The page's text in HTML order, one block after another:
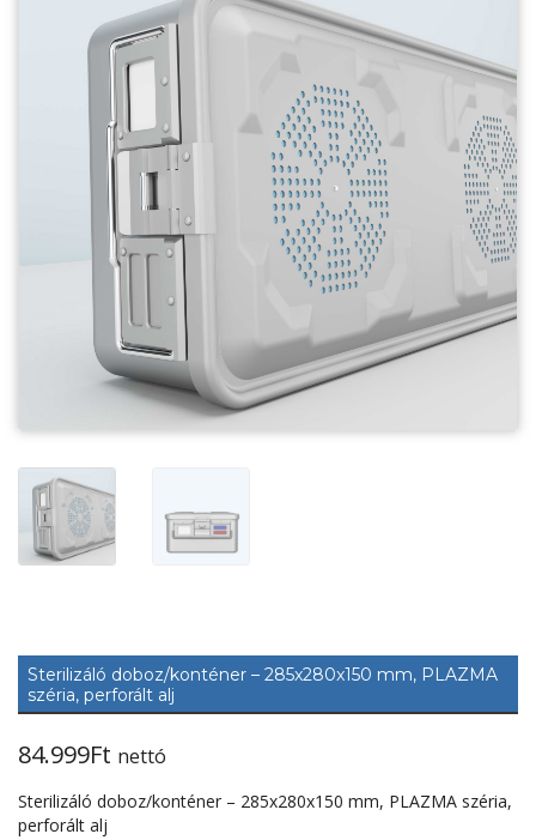
Sterilizáló doboz/konténer – 285x280x150 mm, PLAZMA
széria, perforált alj
84.999Ft nettó
Sterilizáló doboz/konténer – 285x280x150 mm, PLAZMA széria,
perforált alj